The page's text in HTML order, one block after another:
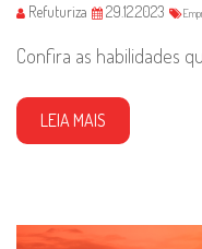
Refuturiza 29.12.2023
Confira as habilidades
LEIA MAIS